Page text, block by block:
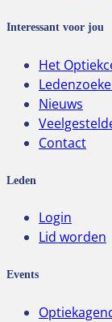
Interessant voor jou
Het
Nieuws
Contact
Leden
Login
Lid worden
Events